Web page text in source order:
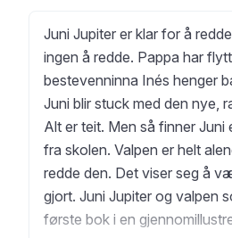
Juni Jupiter er klar for å
ingen å redde. Pappa har
bestevenninna Inés henger
Juni blir stuck med den nye,
Alt er teit. Men så finner Juni
fra skolen. Valpen er helt
redde den. Det viser seg å
gjort. Juni Jupiter og valpen
første bok i en